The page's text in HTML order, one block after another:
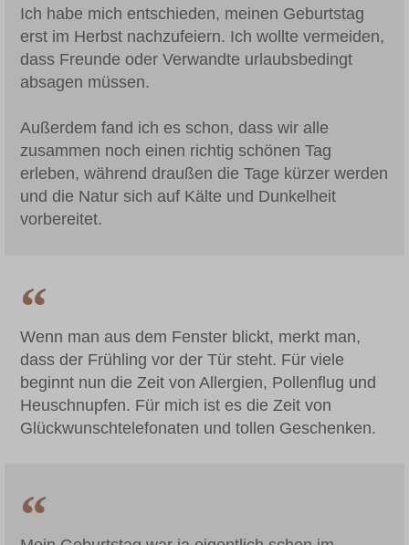
Ich habe mich entschieden, meinen Geburtstag
erst im Herbst nachzufeiern. Ich wollte vermeiden,
dass Freunde oder Verwandte urlaubsbedingt
absagen müssen.
Außerdem fand ich es schon, dass wir alle
zusammen noch einen richtig schönen Tag
erleben, während draußen die Tage kürzer werden
und die Natur sich auf Kälte und Dunkelheit
vorbereitet.
Wenn man aus dem Fenster blickt, merkt man,
dass der Frühling vor der Tür steht. Für viele
beginnt nun die Zeit von Allergien, Pollenflug und
Heuschnupfen. Für mich ist es die Zeit von
Glückwunschtelefonaten und tollen Geschenken.